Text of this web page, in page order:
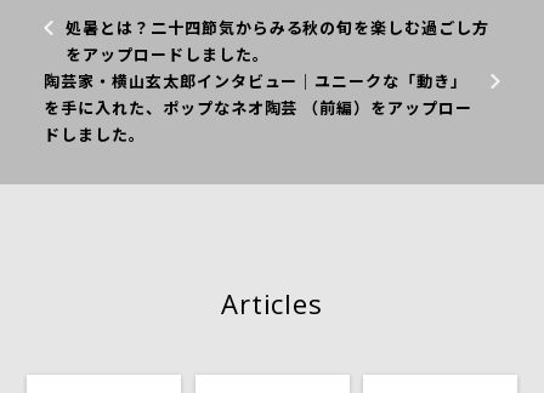
処暑とは？二十四節気からみる秋の旬を楽しむ過ごし方
をアップロードしました。
陶芸家・横山玄太郎インタビュー｜ユニークな「動き」
を手に入れた、ポップなネオ陶芸 （前編）をアップロー
ドしました。
Articles